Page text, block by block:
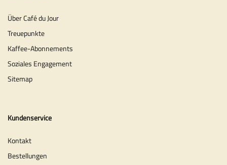
Über Café du Jour
Treuepunkte
Kaffee-Abonnements
Soziales Engagement
Sitemap
Kundenservice
Kontakt
Bestellungen